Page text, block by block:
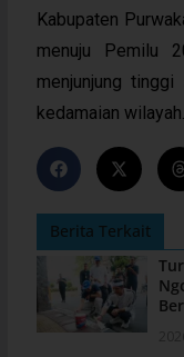
Kabupaten
menuju Pemilu
menjunjung
kedamaian
Berita Terkait